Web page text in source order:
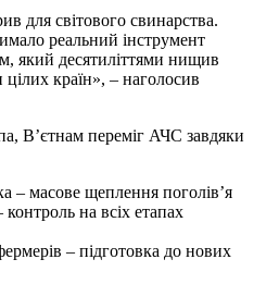
для світового свинарства.
реальний інструмент
який десятиліттями нищив
цілих країн», – наголосив
В’єтнам переміг АЧС завдяки
– масове щеплення поголів’я
на всіх етапах
– підготовка до нових